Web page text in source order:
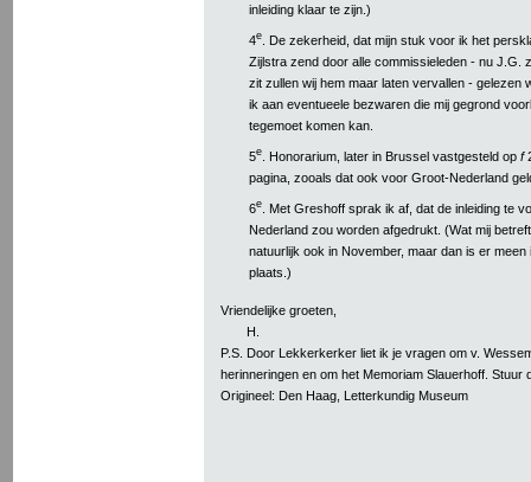
inleiding klaar te zijn.)
4e . De zekerheid, dat mijn stuk voor ik het
Zijlstra zend door alle commissieleden - nu J.G.
zit zullen wij hem maar laten vervallen - gelezen
ik aan eventueele bezwaren die mij gegrond
tegemoet komen kan.
5e . Honorarium, later in Brussel vastgesteld op f
pagina, zooals dat ook voor Groot-Nederland
6e . Met Greshoff sprak ik af, dat de inleiding te
Nederland zou worden afgedrukt. (Wat mij
natuurlijk ook in November, maar dan is er meen
plaats.)
Vriendelijke groeten,
H.
P.S. Door Lekkerkerker liet ik je vragen om v.
herinneringen en om het Memoriam Slauerhoff. Stuur
Origineel: Den Haag, Letterkundig Museum